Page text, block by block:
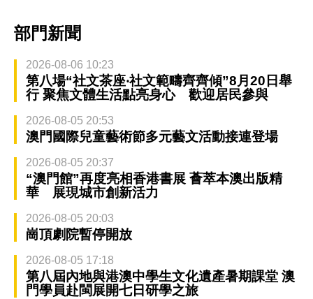
部門新聞
2026-08-06 10:23
第八場“社文茶座‧社文範疇齊齊傾”8月20日舉
行 聚焦文體生活點亮身心 歡迎居民參與
2026-08-05 20:53
澳門國際兒童藝術節多元藝文活動接連登場
2026-08-05 20:37
“澳門館”再度亮相香港書展 薈萃本澳出版精
華 展現城市創新活力
2026-08-05 20:03
崗頂劇院暫停開放
2026-08-05 17:18
第八屆內地與港澳中學生文化遺產暑期課堂 澳
門學員赴閩展開七日研學之旅